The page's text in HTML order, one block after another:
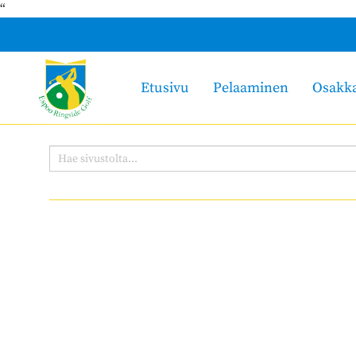
“
Etusivu Pelaaminen